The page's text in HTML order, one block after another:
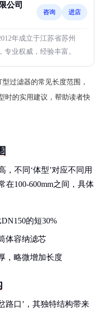
公司
咨询 进店
年成立于江苏省苏州
业权威，经验丰富。
过滤器的常见长度范围，
时的实用建议，帮助读者快
不同‘体型’对应不同用
在100-600mm之间，具体
的短30%
体容纳滤芯
，略微增加长度
路口’，其独特结构带来